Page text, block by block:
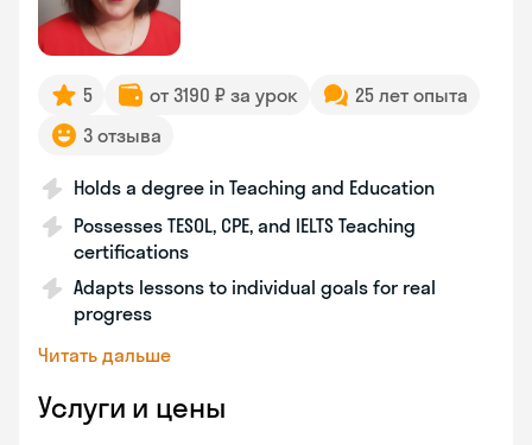
5 от 3190 ₽ за урок
25 лет опыта
3 отзыва
Holds a degree in Teaching and Education
Possesses TESOL, CPE, and IELTS Teaching
certifications
Adapts lessons to individual goals for real
progress
Читать дальше
Услуги и цены